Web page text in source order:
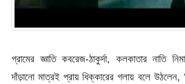
গ্রামের জ্ঞাতি কবরেজ-ঠাকুর্দা, কলকাতার নাতি
দাঁড়ানো মাত্রই প্রায় ধিক্কারের গলায় বলে উঠলেন,